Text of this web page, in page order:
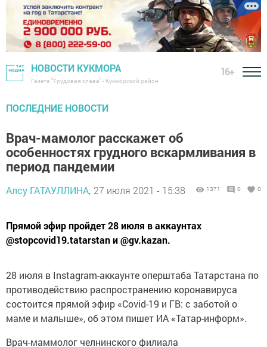
НОВОСТИ КУКМОРА
Газета "Трудовая слава" - Кукморский район
16+
ПОСЛЕДНИЕ НОВОСТИ
Врач-мамолог расскажет об
особенностях грудного вскармливания в
период пандемии
Алсу ГАТАУЛЛИНА, 27 июля 2021 - 15:38 1371 0 0
Прямой эфир пройдет 28 июля в аккаунтах
@stopcovid19.tatarstan и @gv.kazan.
28 июля в Instagram-аккаунте оперштаба Татарстана по
противодействию распространению коронавируса
состоится прямой эфир «Covid-19 и ГВ: с заботой о
маме и малыше», об этом пишет ИА «Татар-информ».
Врач-маммолог челнинского филиала